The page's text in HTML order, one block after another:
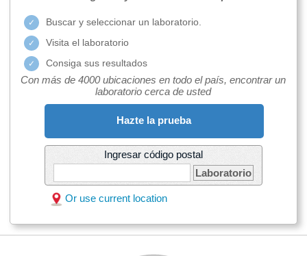
Buscar y seleccionar un laboratorio.
Visita el laboratorio
Consiga sus resultados
Con más de 4000 ubicaciones en todo el país, encontrar un
laboratorio cerca de usted
Hazte la prueba
Ingresar código postal
Laboratorio
Or use current location